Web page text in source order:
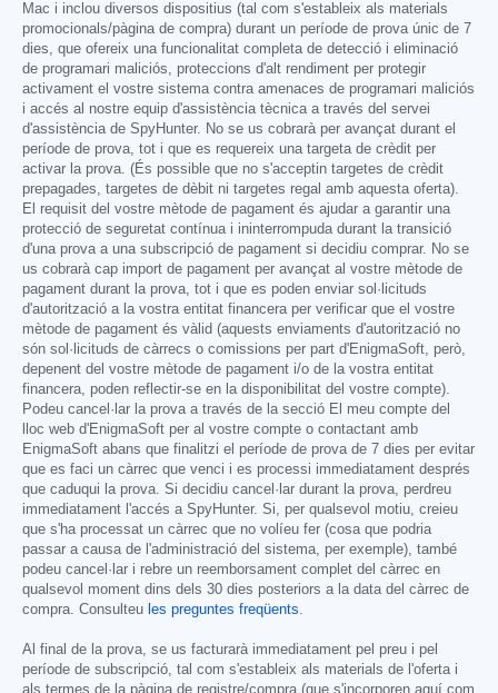
Mac i inclou diversos dispositius (tal com s'estableix als materials
promocionals/pàgina de compra) durant un període de prova únic de 7
dies, que ofereix una funcionalitat completa de detecció i eliminació
de programari maliciós, proteccions d'alt rendiment per protegir
activament el vostre sistema contra amenaces de programari maliciós
i accés al nostre equip d'assistència tècnica a través del servei
d'assistència de SpyHunter. No se us cobrarà per avançat durant el
període de prova, tot i que es requereix una targeta de crèdit per
activar la prova. (És possible que no s'acceptin targetes de crèdit
prepagades, targetes de dèbit ni targetes regal amb aquesta oferta).
El requisit del vostre mètode de pagament és ajudar a garantir una
protecció de seguretat contínua i ininterrompuda durant la transició
d'una prova a una subscripció de pagament si decidiu comprar. No se
us cobrarà cap import de pagament per avançat al vostre mètode de
pagament durant la prova, tot i que es poden enviar sol·licituds
d'autorització a la vostra entitat financera per verificar que el vostre
mètode de pagament és vàlid (aquests enviaments d'autorització no
són sol·licituds de càrrecs o comissions per part d'EnigmaSoft, però,
depenent del vostre mètode de pagament i/o de la vostra entitat
financera, poden reflectir-se en la disponibilitat del vostre compte).
Podeu cancel·lar la prova a través de la secció El meu compte del
lloc web d'EnigmaSoft per al vostre compte o contactant amb
EnigmaSoft abans que finalitzi el període de prova de 7 dies per evitar
que es faci un càrrec que venci i es processi immediatament després
que caduqui la prova. Si decidiu cancel·lar durant la prova, perdreu
immediatament l'accés a SpyHunter. Si, per qualsevol motiu, creieu
que s'ha processat un càrrec que no volíeu fer (cosa que podria
passar a causa de l'administració del sistema, per exemple), també
podeu cancel·lar i rebre un reemborsament complet del càrrec en
qualsevol moment dins dels 30 dies posteriors a la data del càrrec de
compra. Consulteu les preguntes freqüents.
Al final de la prova, se us facturarà immediatament pel preu i pel
període de subscripció, tal com s'estableix als materials de l'oferta i
als termes de la pàgina de registre/compra (que s'incorporen aquí com